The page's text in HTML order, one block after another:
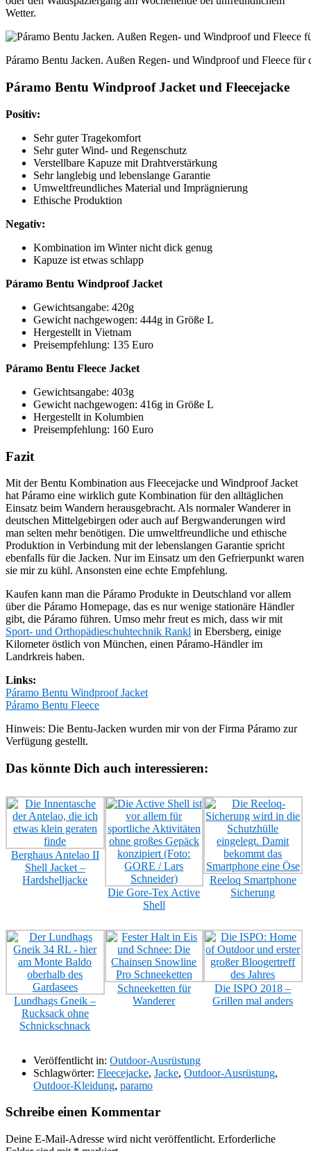
Wetter.
Páramo Bentu Jacken. Außen Regen- und Windproof und Fleece für
Páramo Bentu Windproof Jacket und Fleecejacke
Positiv:
Sehr guter Tragekomfort
Sehr guter Wind- und Regenschutz
Verstellbare Kapuze mit Drahtverstärkung
Sehr langlebig und lebenslange Garantie
Umweltfreundliches Material und Imprägnierung
Ethische Produktion
Negativ:
Kombination im Winter nicht dick genug
Kapuze ist etwas schlapp
Páramo Bentu Windproof Jacket
Gewichtsangabe: 420g
Gewicht nachgewogen: 444g in Größe L
Hergestellt in Vietnam
Preisempfehlung: 135 Euro
Páramo Bentu Fleece Jacket
Gewichtsangabe: 403g
Gewicht nachgewogen: 416g in Größe L
Hergestellt in Kolumbien
Preisempfehlung: 160 Euro
Fazit
Mit der Bentu Kombination aus Fleecejacke und Windproof Jacket
hat Páramo eine wirklich gute Kombination für den alltäglichen
Einsatz beim Wandern herausgebracht. Als normaler Wanderer in
deutschen Mittelgebirgen oder auch auf Bergwanderungen wird
man selten mehr benötigen. Die umweltfreundliche und ethische
Produktion in Verbindung mit der lebenslangen Garantie spricht
ebenfalls für die Jacken. Nur im Einsatz um den Gefrierpunkt waren
sie mir zu kühl. Ansonsten eine echte Empfehlung.
Kaufen kann man die Páramo Produkte in Deutschland vor allem
über die Páramo Homepage, das es nur wenige stationäre Händler
gibt, die Páramo führen. Umso mehr freut es mich, dass wir mit
Sport- und Orthopädieschuhtechnik Rankl in Ebersberg, einige
Kilometer östlich von München, einen Páramo-Händler im
Landrkreis haben.
Links:
Páramo Bentu Windproof Jacket
Páramo Bentu Fleece
Hinweis: Die Bentu-Jacken wurden mir von der Firma Páramo zur
Verfügung gestellt.
Das könnte Dich auch interessieren:
Berghaus Antelao II
Shell Jacket –
Hardshelljacke
Die Gore-Tex Active
Shell
Reeloq Smartphone
Sicherung
Lundhags Gneik –
Rucksack ohne
Schnickschnack
Schneeketten für
Wanderer
Die ISPO 2018 –
Grillen mal anders
Veröffentlicht in: Outdoor-Ausrüstung
Schlagwörter: Fleecejacke, Jacke, Outdoor-Ausrüstung,
Outdoor-Kleidung, paramo
Schreibe einen Kommentar
Deine E-Mail-Adresse wird nicht veröffentlicht. Erforderliche